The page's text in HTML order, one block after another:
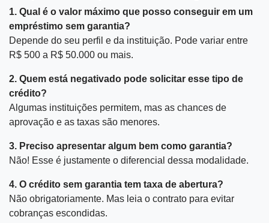
1. Qual é o valor máximo que posso conseguir em um
empréstimo sem garantia?
Depende do seu perfil e da instituição. Pode variar entre
R$ 500 a R$ 50.000 ou mais.
2. Quem está negativado pode solicitar esse tipo de
crédito?
Algumas instituições permitem, mas as chances de
aprovação e as taxas são menores.
3. Preciso apresentar algum bem como garantia?
Não! Esse é justamente o diferencial dessa modalidade.
4. O crédito sem garantia tem taxa de abertura?
Não obrigatoriamente. Mas leia o contrato para evitar
cobranças escondidas.